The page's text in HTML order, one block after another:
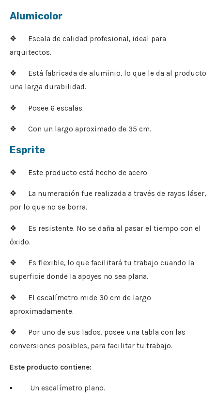
Alumicolor
❖ Escala de calidad profesional, ideal para
arquitectos.
❖ Está fabricada de aluminio, lo que le da al producto
una larga durabilidad.
❖ Posee 6 escalas.
❖ Con un largo aproximado de 35 cm.
Esprite
❖ Este producto está hecho de acero.
❖ La numeración fue realizada a través de rayos láser,
por lo que no se borra.
❖ Es resistente. No se daña al pasar el tiempo con el
óxido.
❖ Es flexible, lo que facilitará tu trabajo cuando la
superficie donde la apoyes no sea plana.
❖ El escalímetro mide 30 cm de largo
aproximadamente.
❖ Por uno de sus lados, posee una tabla con las
conversiones posibles, para facilitar tu trabajo.
Este producto contiene:
▪ Un escalímetro plano.